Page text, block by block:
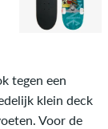
tegen een
klein deck
Voor de